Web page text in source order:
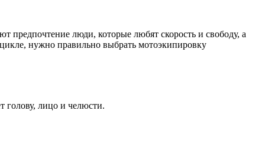
предпочтение люди, которые любят скорость и свободу, а
нужно правильно выбрать мотоэкипировку
голову, лицо и челюсти.